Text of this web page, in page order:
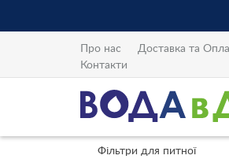
Про нас Доставка та
Контакти
Фільтри для питної